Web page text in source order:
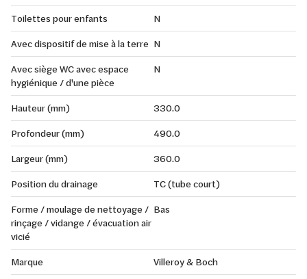
Toilettes pour enfants
N
Avec dispositif de mise à la terre N
Avec siège WC avec espace
hygiénique / d'une pièce
N
Hauteur (mm)
330.0
Profondeur (mm)
490.0
Largeur (mm)
360.0
Position du drainage
TC (tube court)
Forme / moulage de nettoyage /
rinçage / vidange / évacuation air
vicié
Bas
Marque Villeroy & Boch